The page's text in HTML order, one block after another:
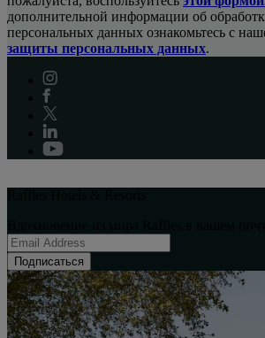
дополнительной информации об
персональных данных ознакомьтесь с
защиты персональных данных.
Подписаться